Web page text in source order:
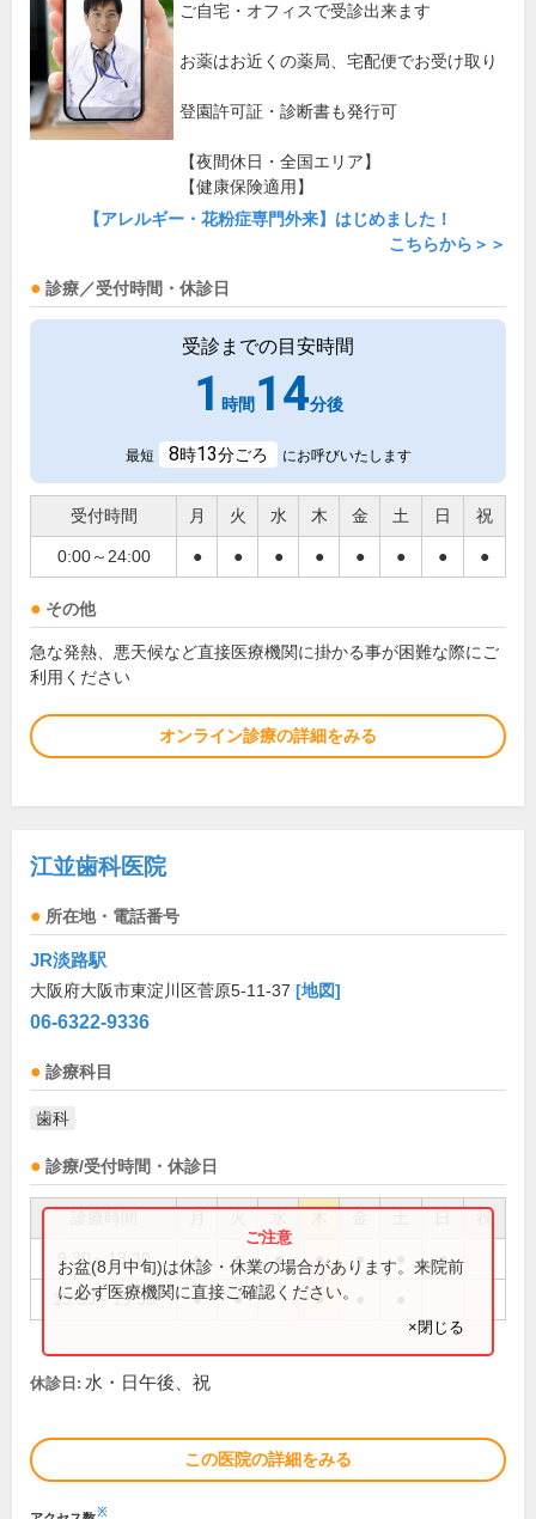
ご自宅・オフィスで受診出来ます
お薬はお近くの薬局、宅配便でお受け取り
登園許可証・診断書も発行可
【夜間休日・全国エリア】
【健康保険適用】
【アレルギー・花粉症専門外来】はじめました！
こちらから＞＞
診療／受付時間・休診日
受診までの目安時間
1 時間14分後
最短 8時13分ごろ にお呼びいたします
受付時間 月 火 水 木 金 土 日 祝
0:00～24:00 ● ● ● ● ● ● ● ●
その他
急な発熱、悪天候など直接医療機関に掛かる事が困難な際にご
利用ください
オンライン診療の詳細をみる
江並歯科医院
所在地・電話番号
JR淡路駅
大阪府大阪市東淀川区菅原5-11-37 [地図]
06-6322-9336
診療科目
歯科
診療/受付時間・休診日
祝
9:30～13:30 ● ● ● ● ● ●
15:30～19:30 ● ● ●
お盆(8月中旬)は休診・休業の場合があります。来院前
に必ず医療機関に直接ご確認ください。
×閉じる
休診日: 水・日午後、祝
この医院の詳細をみる
※